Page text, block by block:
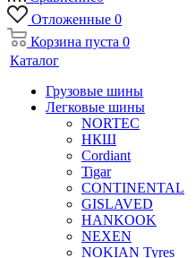
Отложенные 0
Корзина пуста 0
Каталог
Грузовые шины
Легковые шины
NORTEС
НКШ
Cordiant
Tigar
CONTINENTAL
GISLAVED
HANKOOK
NEXEN
NOKIAN Tyres